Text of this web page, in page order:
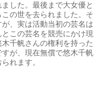
した。最後まで大女優と
の世を去られました。そ
、実は活動当初の芸名は
この芸名を競売にかけ現
千帆さんの権利を持った
が、現在無償で悠木千帆
れます。